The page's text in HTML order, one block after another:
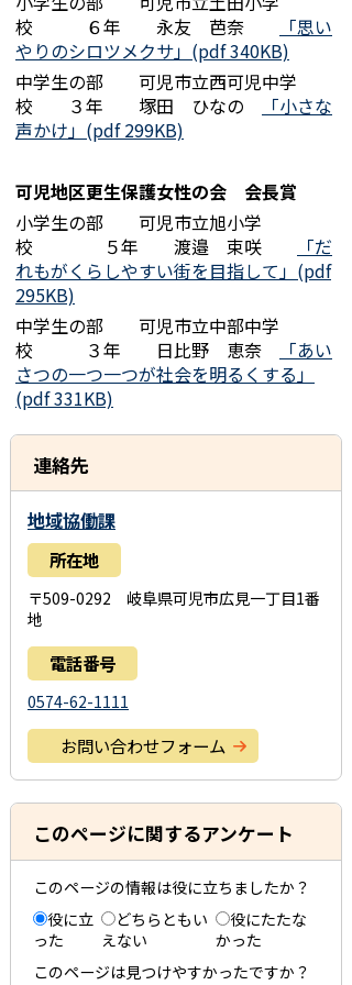
校 ６年 永友 芭奈
「思い
やりのシロツメクサ」(pdf 340KB)
中学生の部 可児市立西可児中学
校 ３年 塚田 ひなの
「小さな
声かけ」(pdf 299KB)
可児地区更生保護女性の会 会長賞
小学生の部 可児市立旭小学
校 ５年 渡邉 束咲
「だ
れもがくらしやすい街を目指して」(pdf
295KB)
中学生の部 可児市立中部中学
校 ３年 日比野 恵奈
「あい
さつの一つ一つが社会を明るくする」
(pdf 331KB)
連絡先
地域協働課
所在地
〒509-0292 岐阜県可児市広見一丁目1番
地
電話番号
0574-62-1111
お問い合わせフォーム
このページに関するアンケート
このページの情報は役に立ちましたか？
役に立
った
どちらともい
えない
役にたたな
かった
このページは見つけやすかったですか？